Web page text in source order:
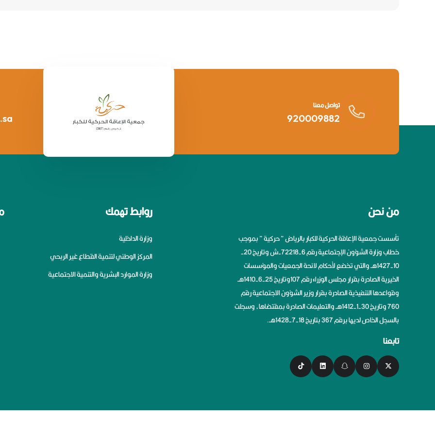
تواصل معنا
920009882
من نحن
تأسست جمعية الإعاقة الحركية للكبار بالرياض ” حركية ” بموجب
خطاب وزارة الشؤون الإجتماعية رقم 6-72218-ش وتاريخ 20-
10-1427هــ والتي تخضع لأحكام لائحة الجمعيات والمؤسسات
الخيرية الصادرة بقرار مجلس الوزراء رقم 107وتاريخ 25-6-1410هــ
وقواعدها التنفيذية الصادرة بقرار وزير الشؤون الاجتماعية رقم
760 وتاريخ 30-1-1412هــ والتعليمات الصادرة بمقتضاها، وسجلت
بالسجل الخاص لديها برقم 367 بتاريخ 18-7-1428هــ.
تابعنا
روابط تهمك
وزارة الداخلية
المركز الوطني لتنمية القطاع غير الربحي
وزارة الموارد البشرية والتنمية الاجتماعية